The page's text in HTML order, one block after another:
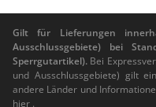
Gilt für Lieferungen
Ausschlussgebiete) bei
Sperrgutartikel). Bei
und Ausschlussgebiete) gilt
andere Länder und
hier .